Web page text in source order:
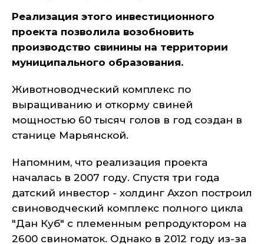
Реализация этого инвестиционного
проекта позволила возобновить
производство свинины на территории
муниципального образования.
Животноводческий комплекс по
выращиванию и откорму свиней
мощностью 60 тысяч голов в год создан в
станице Марьянской.
Напомним, что реализация проекта
началась в 2007 году. Спустя три года
датский инвестор - холдинг Axzon построил
свиноводческий комплекс полного цикла
"Дан Куб" с племенным репродуктором на
2600 свиноматок. Однако в 2012 году из-за